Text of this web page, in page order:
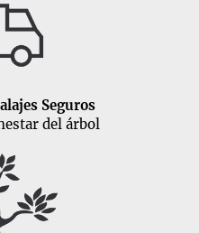
Seguros
del árbol